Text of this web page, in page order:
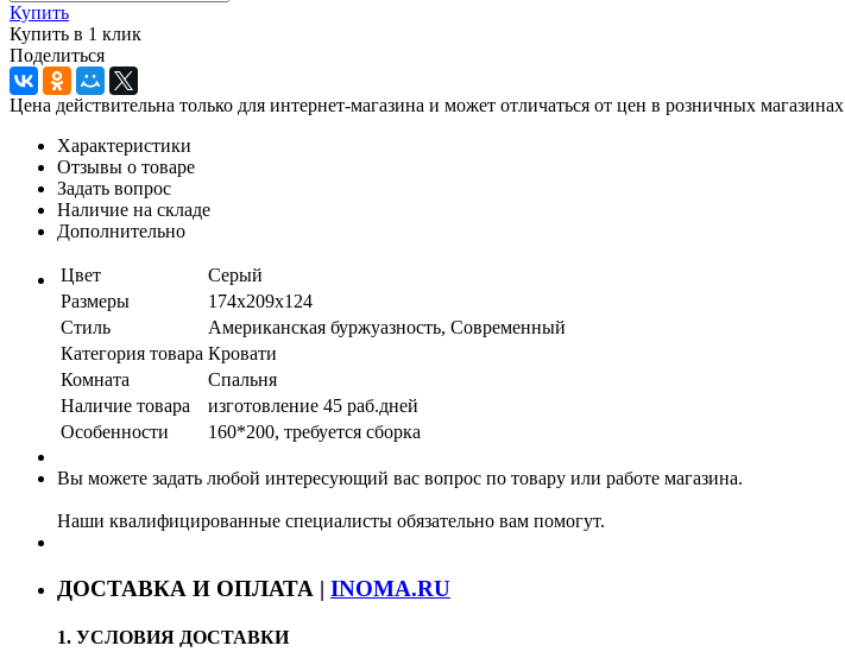
Купить
Купить в 1 клик
Поделиться
Цена действительна только для интернет-магазина и может отличаться от цен в розничных магазинах
Характеристики
Отзывы о товаре
Задать вопрос
Наличие на складе
Дополнительно
Цвет
Серый
Размеры
174x209x124
Стиль
Американская буржуазность, Современный
Категория товара Кровати
Комната
Спальня
Наличие товара
изготовление 45 раб.дней
Особенности
160*200, требуется сборка
Вы можете задать любой интересующий вас вопрос по товару или работе магазина.
Наши квалифицированные специалисты обязательно вам помогут.
ДОСТАВКА И ОПЛАТА | INOMA.RU
1. УСЛОВИЯ ДОСТАВКИ